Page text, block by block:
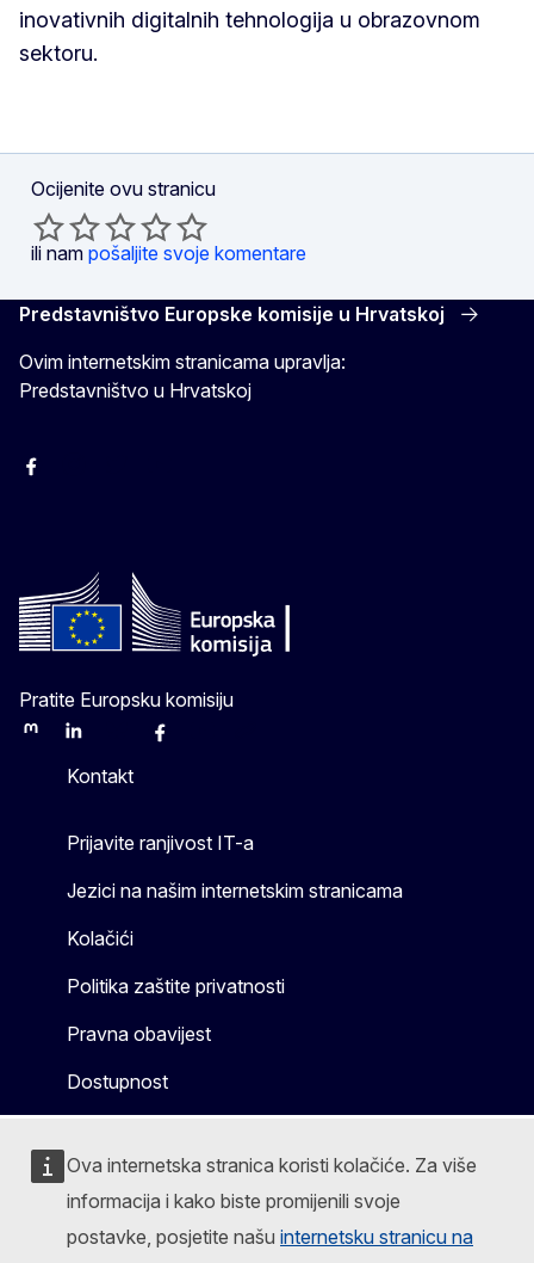
Ova internetska stranica koristi kolačiće. Za više
informacija i kako biste promijenili svoje
postavke, posjetite našu internetsku stranicu na
inovativnih digitalnih tehnologija u obrazovnom
sektoru.
Ocijenite ovu stranicu
ili nam pošaljite svoje komentare
Predstavništvo Europske komisije u Hrvatskoj
Ovim internetskim stranicama upravlja:
Predstavništvo u Hrvatskoj
Facebook
Pratite Europsku komisiju
MastodonLinkedInBlueskyFacebook
Kontakt
Prijavite ranjivost IT-a
Jezici na našim internetskim stranicama
Kolačići
Politika zaštite privatnosti
Pravna obavijest
Dostupnost